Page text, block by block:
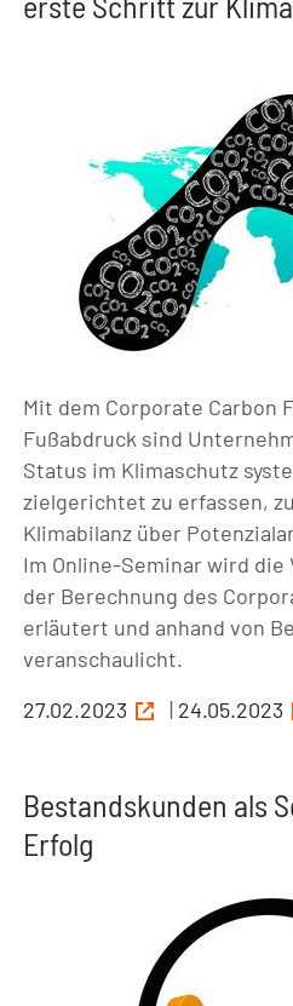
Mit dem Corporate Carbon
Fußabdruck sind
Status im Klimaschutz
zielgerichtet zu erfassen,
Klimabilanz über
Im Online-Seminar wird die
der Berechnung des
erläutert und anhand von
veranschaulicht.
27.02.2023
| 24.05.2023
Bestandskunden als
Erfolg